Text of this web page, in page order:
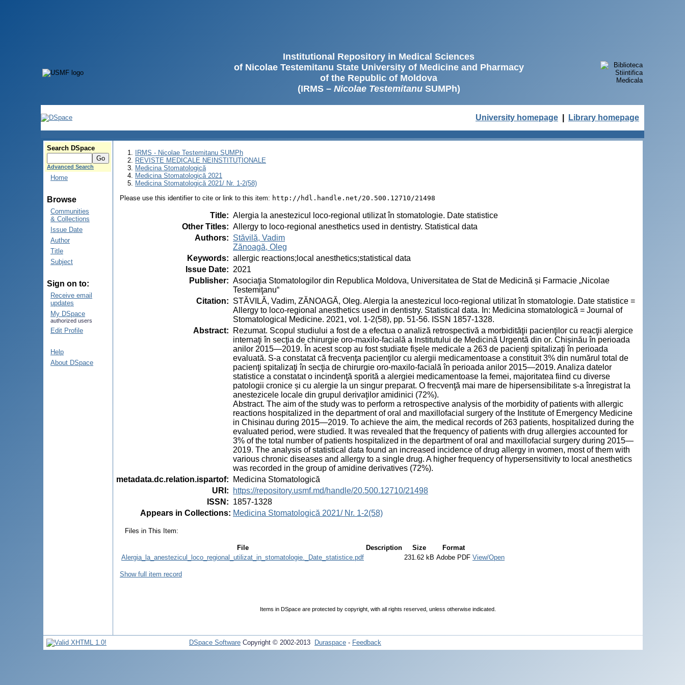
Institutional Repository in Medical Sciences
of Nicolae Testemitanu State University of Medicine and Pharmacy
of the Republic of Moldova
(IRMS – Nicolae TestemitanuSUMPh)
University homepage Library homepage
Search DSpace
Advanced Search
Home
Browse
Communities
& Collections
Issue Date
Author
Title
Subject
Sign on to:
Receive email
updates
My DSpace
authorized users
Edit Profile
Help
About DSpace
IRMS - Nicolae Testemitanu SUMPh
REVISTE MEDICALE NEINSTITUȚIONALE
Medicina Stomatologică
Medicina Stomatologică 2021
Medicina Stomatologică 2021/ Nr. 1-2(58)
Please use this identifier to cite or link to this item: http://hdl.handle.net/20.500.12710/21498
Title: Alergia la anestezicul loco-regional utilizat în stomatologie. Date statistice
Other Titles: Allergy to loco-regional anesthetics used in dentistry. Statistical data
Authors: Stăvilă, Vadim
Zănoagă, Oleg
Keywords: allergic reactions;local anesthetics;statistical data
Issue Date: 2021
Publisher: Asociaţia Stomatologilor din Republica Moldova, Universitatea de Stat de Medicină și Farmacie „Nicolae
Testemiţanu“
Citation: STĂVILĂ, Vadim, ZĂNOAGĂ, Oleg. Alergia la anestezicul loco-regional utilizat în stomatologie. Date statistice =
Allergy to loco-regional anesthetics used in dentistry. Statistical data. In: Medicina stomatologică = Journal of
Stomatological Medicine. 2021, vol. 1-2(58), pp. 51-56. ISSN 1857-1328.
Abstract:
Rezumat. Scopul studiului a fost de a efectua o analiză retrospectivă a morbidităţii pacienţilor cu reacţii alergice
internaţi în secţia de chirurgie oro-maxilo-facială a Institutului de Medicină Urgentă din or. Chișinău în perioada
anilor 2015—2019. În acest scop au fost studiate fișele medicale a 263 de pacienţi spitalizaţi în perioada
evaluată. S-a constatat că frecvenţa pacienţilor cu alergii medicamentoase a constituit 3% din numărul total de
pacienţi spitalizaţi în secţia de chirurgie oro-maxilo-facială în perioada anilor 2015—2019. Analiza datelor
statistice a constatat o incindenţă sporită a alergiei medicamentoase la femei, majoritatea fiind cu diverse
patologii cronice și cu alergie la un singur preparat. O frecvenţă mai mare de hipersensibilitate s-a înregistrat la
anestezicele locale din grupul derivaţilor amidinici (72%).
Abstract. The aim of the study was to perform a retrospective analysis of the morbidity of patients with allergic
reactions hospitalized in the department of oral and maxillofacial surgery of the Institute of Emergency Medicine
in Chisinau during 2015—2019. To achieve the aim, the medical records of 263 patients, hospitalized during the
evaluated period, were studied. It was revealed that the frequency of patients with drug allergies accounted for
3% of the total number of patients hospitalized in the department of oral and maxillofacial surgery during 2015—
2019. The analysis of statistical data found an increased incidence of drug allergy in women, most of them with
various chronic diseases and allergy to a single drug. A higher frequency of hypersensitivity to local anesthetics
was recorded in the group of amidine derivatives (72%).
metadata.dc.relation.ispartof:
Medicina Stomatologică
URI :
https://repository.usmf.md/handle/20.500.12710/21498
ISSN : 1857-1328
Appears in Collections: Medicina Stomatologică 2021/ Nr. 1-2(58)
Files in This Item:
File Description Size
Format
Alergia_la_anestezicul_loco_regional_utilizat_in_stomatologie._Date_statistice.pdf
231.62 kB Adobe PDF View/Open
Show full item record
Items in DSpace are protected by copyright, with all rights reserved, unless otherwise indicated.
DSpace Software Copyright © 2002-2013 Duraspace - Feedback